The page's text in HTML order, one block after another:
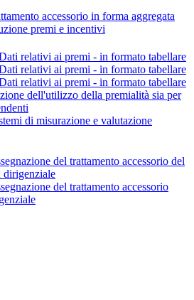
accessorio in forma aggregata
premi e incentivi
relativi ai premi - in formato tabellare
relativi ai premi - in formato tabellare
relativi ai premi - in formato tabellare
dell'utilizzo della premialità sia per
di misurazione e valutazione
del trattamento accessorio del
dirigenziale
del trattamento accessorio